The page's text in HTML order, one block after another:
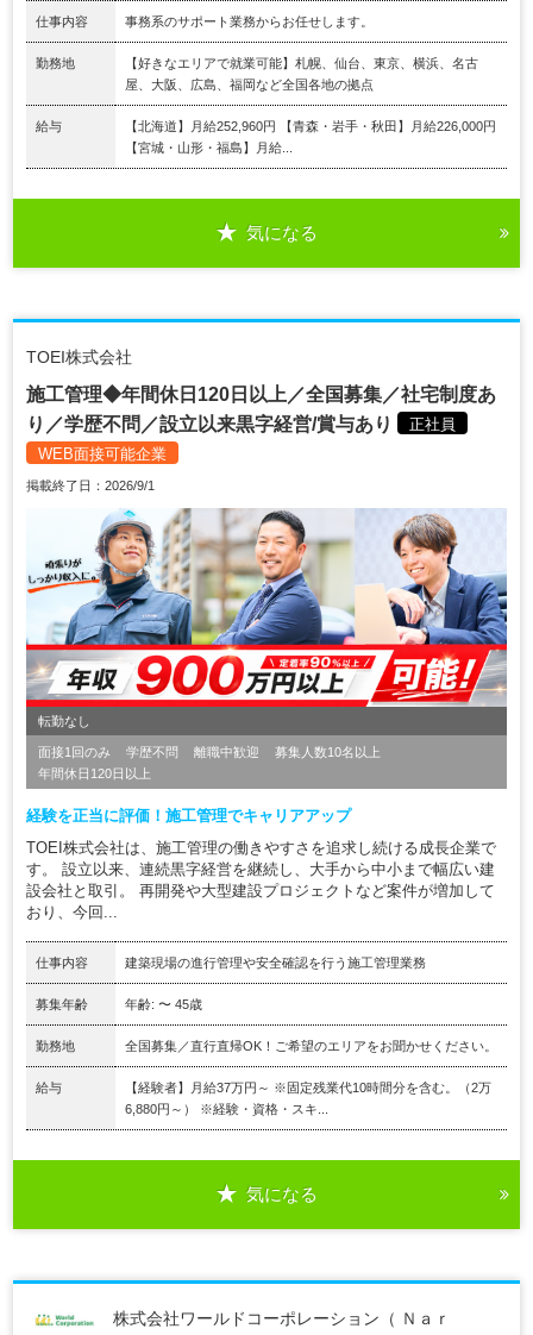
仕事内容 事務系のサポート業務からお任せします。
勤務地
【好きなエリアで就業可能】札幌、仙台、東京、横浜、名古
屋、大阪、広島、福岡など全国各地の拠点
給与
【北海道】月給252,960円 【青森・岩手・秋田】月給226,000円
【宮城・山形・福島】月給...
気になる
TOEI株式会社
施工管理◆年間休日120日以上／全国募集／社宅制度あ
り／学歴不問／設立以来黒字経営/賞与あり
正社員
WEB面接可能企業
掲載終了日：2026/9/1
転勤なし
面接1回のみ 学歴不問 離職中歓迎
募集人数10名以上
年間休日120日以上
経験を正当に評価！施工管理でキャリアアップ
TOEI株式会社は、施工管理の働きやすさを追求し続ける成長企業で
す。 設立以来、連続黒字経営を継続し、大手から中小まで幅広い建
設会社と取引。 再開発や大型建設プロジェクトなど案件が増加して
おり、今回...
仕事内容 建築現場の進行管理や安全確認を行う施工管理業務
募集年齢 年齢: 〜 45歳
勤務地 全国募集／直行直帰OK！ご希望のエリアをお聞かせください。
給与
【経験者】月給37万円～ ※固定残業代10時間分を含む。（2万
6,880円～） ※経験・資格・スキ...
気になる
株式会社ワールドコーポレーション（ Ｎａｒ